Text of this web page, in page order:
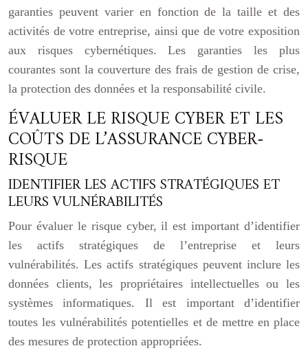
garanties peuvent varier en fonction de la taille et des
activités de votre entreprise, ainsi que de votre exposition
aux risques cybernétiques. Les garanties les plus
courantes sont la couverture des frais de gestion de crise,
la protection des données et la responsabilité civile.
ÉVALUER LE RISQUE CYBER ET LES
COÛTS DE L’ASSURANCE CYBER-
RISQUE
IDENTIFIER LES ACTIFS STRATÉGIQUES ET
LEURS VULNÉRABILITÉS
Pour évaluer le risque cyber, il est important d’identifier
les actifs stratégiques de l’entreprise et leurs
vulnérabilités. Les actifs stratégiques peuvent inclure les
données clients, les propriétaires intellectuelles ou les
systèmes informatiques. Il est important d’identifier
toutes les vulnérabilités potentielles et de mettre en place
des mesures de protection appropriées.